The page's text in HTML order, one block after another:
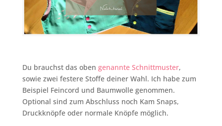
Du brauchst das oben genannte Schnittmuster,
sowie zwei festere Stoffe deiner Wahl. Ich habe zum
Beispiel Feincord und Baumwolle genommen.
Optional sind zum Abschluss noch Kam Snaps,
Druckknöpfe oder normale Knöpfe möglich.